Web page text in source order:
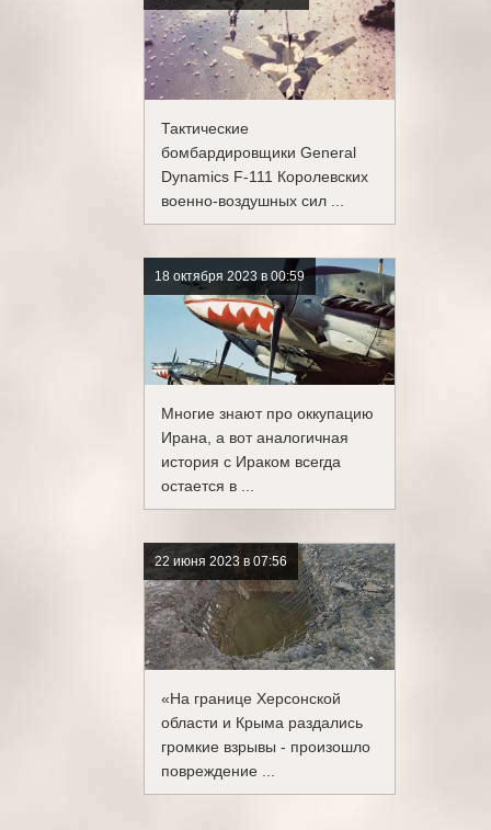
Тактические
бомбардировщики General
Dynamics F-111 Королевских
военно-воздушных сил ...
18 октября 2023 в 00:59
Многие знают про оккупацию
Ирана, а вот аналогичная
история с Ираком всегда
остается в ...
22 июня 2023 в 07:56
«На границе Херсонской
области и Крыма раздались
громкие взрывы - произошло
повреждение ...